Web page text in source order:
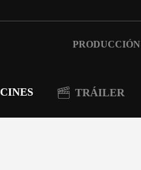
PRODUCCIÓN
CINES TRÁILER